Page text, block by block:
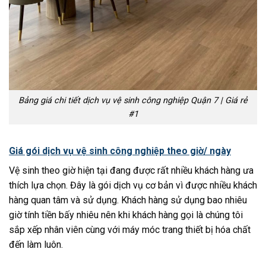
Bảng giá chi tiết dịch vụ vệ sinh công nghiệp Quận 7 | Giá rẻ
#1
Giá gói dịch vụ vệ sinh công nghiệp theo giờ/ ngày
Vệ sinh theo giờ hiện tại đang được rất nhiều khách hàng ưa
thích lựa chọn. Đây là gói dịch vụ cơ bản vì được nhiều khách
hàng quan tâm và sử dụng. Khách hàng sử dụng bao nhiêu
giờ tính tiền bấy nhiêu nên khi khách hàng gọi là chúng tôi
sắp xếp nhân viên cùng với máy móc trang thiết bị hóa chất
đến làm luôn.